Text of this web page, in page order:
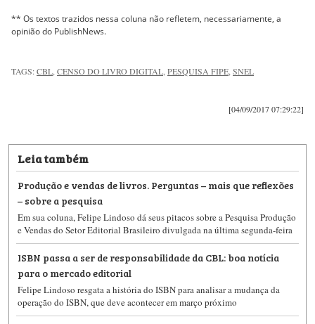
** Os textos trazidos nessa coluna não refletem, necessariamente, a
opinião do PublishNews.
TAGS:CBL CENSO DO LIVRO DIGITAL PESQUISA FIPE SNEL
[04/09/2017 07:29:22]
Leia também
Produção e vendas de livros. Perguntas – mais que reflexões
– sobre a pesquisa
Em sua coluna, Felipe Lindoso dá seus pitacos sobre a Pesquisa Produção
e Vendas do Setor Editorial Brasileiro divulgada na última segunda-feira
ISBN passa a ser de responsabilidade da CBL: boa notícia
para o mercado editorial
Felipe Lindoso resgata a história do ISBN para analisar a mudança da
operação do ISBN, que deve acontecer em março próximo